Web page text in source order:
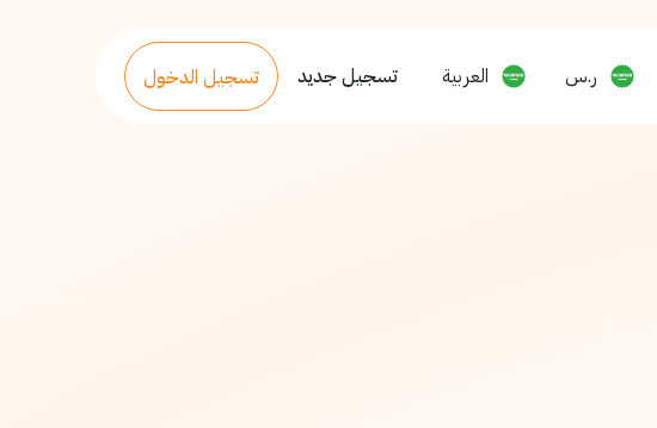
ر.س العربية تسجيل جديد تسجيل الدخول